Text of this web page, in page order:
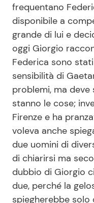
frequentano
disponibile a
grande di lui e
oggi Giorgio
Federica sono
sensibilità di
problemi, ma
stanno le cose;
Firenze e ha
voleva anche
due uomini di
di chiarirsi ma
dubbio di Giorgio
due, perché la
spiegherebbe